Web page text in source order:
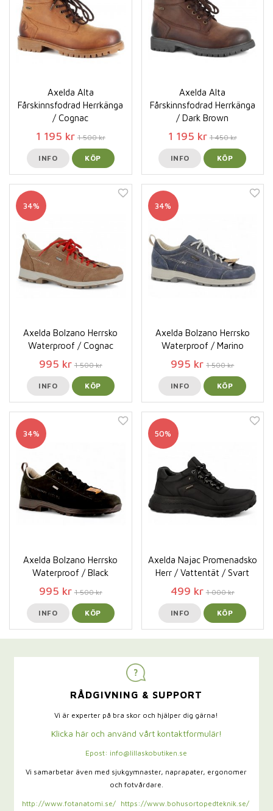
Axelda Alta
Fårskinnsfodrad Herrkänga
/ Cognac
1 195 kr 1 500 kr
INFO KÖP
Axelda Alta
Fårskinnsfodrad Herrkänga
/ Dark Brown
1 195 kr 1 450 kr
INFO KÖP
34%
Axelda Bolzano Herrsko
Waterproof / Cognac
995 kr 1 500 kr
INFO KÖP
34%
Axelda Bolzano Herrsko
Waterproof / Marino
995 kr 1 500 kr
INFO KÖP
34%
Axelda Bolzano Herrsko
Waterproof / Black
995 kr 1 500 kr
INFO KÖP
50%
Axelda Najac Promenadsko
Herr / Vattentät / Svart
499 kr 1 000 kr
INFO KÖP
RÅDGIVNING & SUPPORT
Vi är experter på bra skor och hjälper dig gärna!
Klicka här och använd vårt kontaktformulär!
Epost: info@lillaskobutiken.se
Vi samarbetar även med sjukgymnaster, naprapater, ergonomer
och fotvårdare.
http://www.fotanatomi.se/
https://www.bohusortopedteknik.se/